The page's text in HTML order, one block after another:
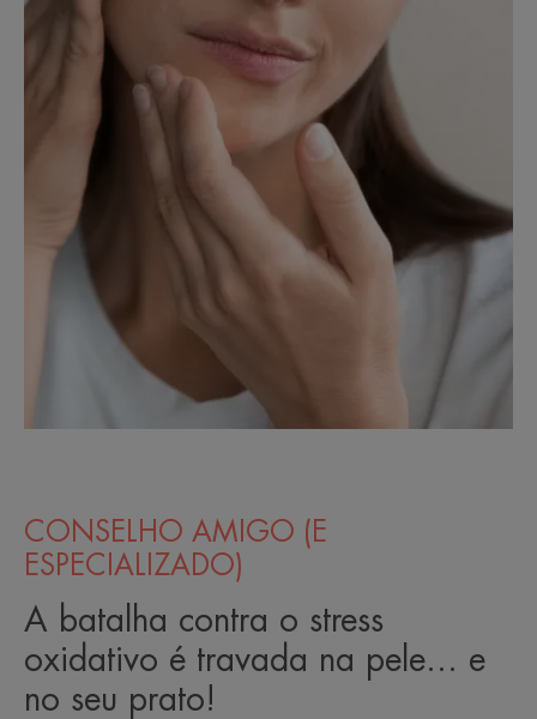
CONSELHO AMIGO (E
ESPECIALIZADO)
A batalha contra o stress
oxidativo é travada na pele... e
no seu prato!